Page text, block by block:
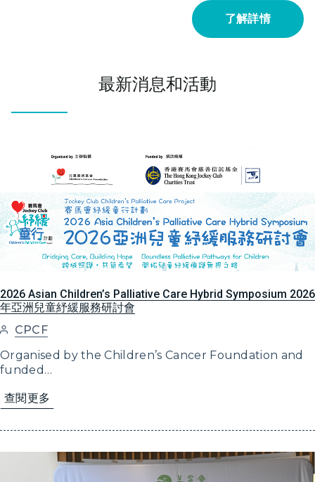
了解詳情
最新消息和活動
2026 Asian Children’s Palliative Care Hybrid Symposium 2026
年亞洲兒童紓緩服務研討會
CPCF
Organised by the Children’s Cancer Foundation and
funded…
查閱更多